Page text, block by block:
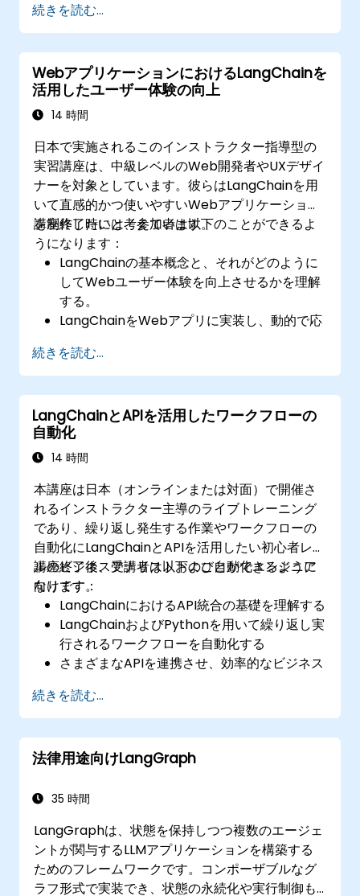
するための戦略を策定する
LangChainベースのプロジェクトに倫理的ガ
イドラインを適用する方法を習得する
続きを読む...
WebアプリケーションにおけるLangChainを
活用したユーザー体験の向上
14 時間
日本で実施されるこのインストラクター指導型の
実習講座は、中級レベルのWeb開発者やUXデザイ
ナーを対象としています。彼らはLangChainを用
いて直感的かつ使いやすいWebアプリケーション
を制作したいと考えています。
講座終了時には、参加者は以下のことができるよ
うになります：
LangChainの基本概念と、それがどのように
してWebユーザー体験を向上させるかを理解
する。
LangChainをWebアプリに実装し、動的で応
APIをWebアプリに統合することで相互作用
性とユーザーのエンゲージメントを高める。
LangChainが提供する高度なカスタマイズ機
能を用いてユーザー体験を最適化する。
ユーザーの行動データを分析し、Webアプリ
のパフォーマンスおよび体験の微調整を行
続きを読む...
LangChainとAPIを活用したワークフローの
自動化
14 時間
本講座は日本（オンラインまたは対面）で開催さ
れるインストラクター主導のライブトレーニング
であり、繰り返し発生する作業やワークフローの
自動化にLangChainとAPIを活用したい初心者レベ
ルのビジネスアナリストおよび自動化エンジニア
向けです。
講座終了後、受講者は以下のことができるように
なります：
LangChainにおけるAPI統合の基礎を理解する
LangChainおよびPythonを用いて繰り返し実
行されるワークフローを自動化する
さまざまなAPIを連携させ、効率的なビジネス
APIとLangChainの自動化機能を活用してカス
タムワークフローを作成・自動化する
続きを読む...
法律用途向けLangGraph
35 時間
LangGraphは、状態を保持しつつ複数のエージェ
ントが関与するLLMアプリケーションを構築する
ためのフレームワークです。コンポーザブルなグ
ラフ形式で実装でき、状態の永続化や実行制御も